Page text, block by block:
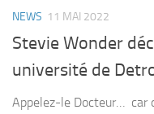
NEWS 11 MAI 2022
Stevie Wonder
université de
Appelez-le Docteur… car